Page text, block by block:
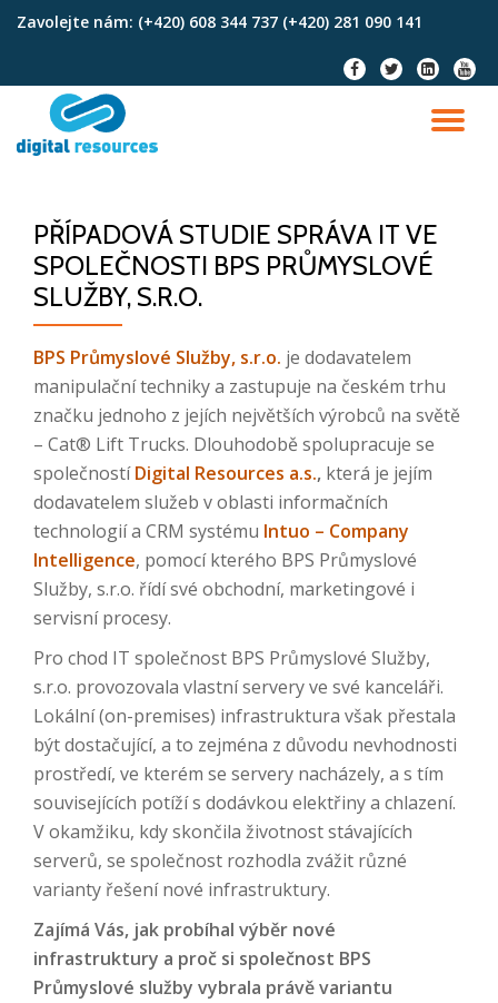
Zavolejte nám: (+420) 608 344 737 (+420) 281 090 141
fa-
facebook
fa-
twitter
fa-
linkedin-
square
fa-
PŘÍPADOVÁ STUDIE SPRÁVA IT VE
SPOLEČNOSTI BPS PRŮMYSLOVÉ
SLUŽBY, S.R.O.
BPS Průmyslové Služby, s.r.o. je dodavatelem
manipulační techniky a zastupuje na českém trhu
značku jednoho z jejích největších výrobců na světě
– Cat® Lift Trucks. Dlouhodobě spolupracuje se
společnostíDigital Resources a.s., která je jejím
dodavatelem služeb v oblasti informačních
technologií a CRM systému Intuo – Company
Intelligence, pomocí kterého BPS Průmyslové
Služby, s.r.o. řídí své obchodní, marketingové i
servisní procesy.
Pro chod IT společnost BPS Průmyslové Služby,
s.r.o. provozovala vlastní servery ve své kanceláři.
Lokální (on-premises) infrastruktura však přestala
být dostačující, a to zejména z důvodu nevhodnosti
prostředí, ve kterém se servery nacházely, a s tím
souvisejících potíží s dodávkou elektřiny a chlazení.
V okamžiku, kdy skončila životnost stávajících
serverů, se společnost rozhodla zvážit různé
varianty řešení nové infrastruktury.
Zajímá Vás, jak probíhal výběr nové
infrastruktury a proč si společnost BPS
Průmyslové služby vybrala právě variantu